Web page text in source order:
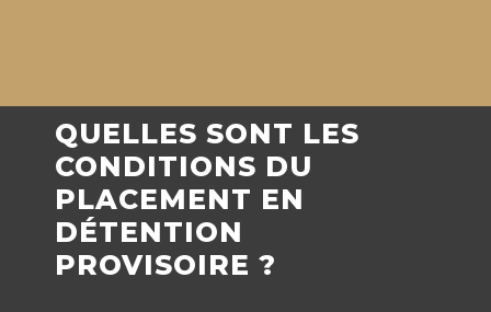
QUELLES SONT LES
CONDITIONS DU
PLACEMENT EN
DÉTENTION
PROVISOIRE ?